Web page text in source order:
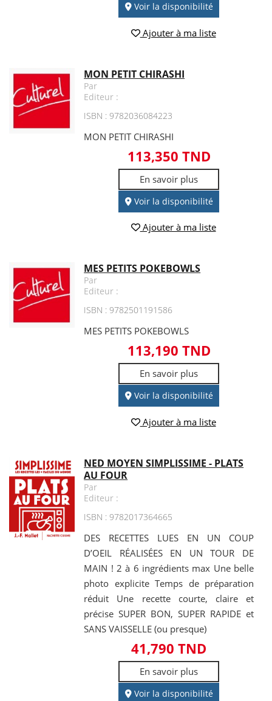
Voir la disponibilité
Ajouter à ma liste
MON PETIT CHIRASHI
Par
Editeur :
ISBN : 9782036084223
MON PETIT CHIRASHI
113,350 TND
En savoir plus
Voir la disponibilité
Ajouter à ma liste
MES PETITS POKEBOWLS
Par
Editeur :
ISBN : 9782501191586
MES PETITS POKEBOWLS
113,190 TND
En savoir plus
Voir la disponibilité
Ajouter à ma liste
NED MOYEN SIMPLISSIME - PLATS
AU FOUR
Par
Editeur :
ISBN : 9782017364665
DES RECETTES LUES EN UN COUP
D’OEIL RÉALISÉES EN UN TOUR DE
MAIN ! 2 à 6 ingrédients max Une belle
photo explicite Temps de préparation
réduit Une recette courte, claire et
précise SUPER BON, SUPER RAPIDE et
SANS VAISSELLE (ou presque)
41,790 TND
En savoir plus
Voir la disponibilité